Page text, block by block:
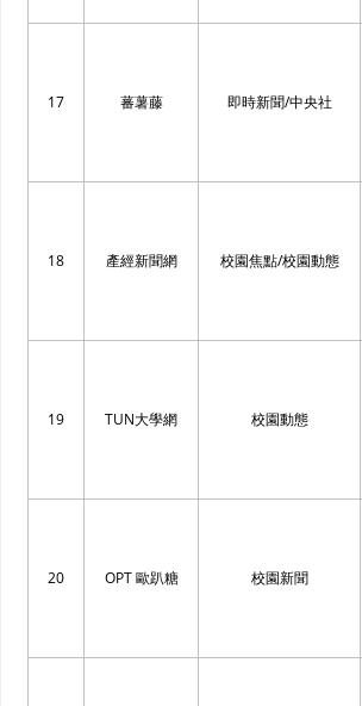
17 蕃薯藤 即時新聞/中央社
18 產經新聞網 校園焦點/校園動態
19 TUN大學網 校園動態
20 OPT 歐趴糖 校園新聞